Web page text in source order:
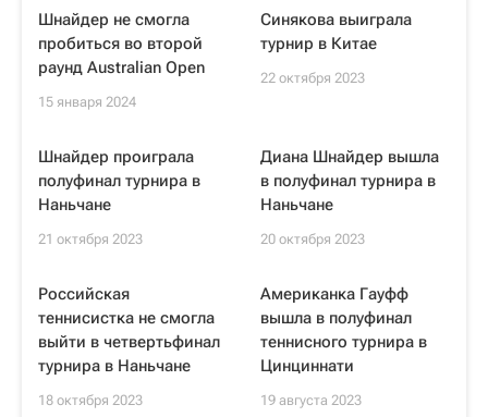
Шнайдер не смогла
пробиться во второй
раунд Australian Open
15 января 2024
Синякова выиграла
турнир в Китае
22 октября 2023
Шнайдер проиграла
полуфинал турнира в
Наньчане
21 октября 2023
Диана Шнайдер вышла
в полуфинал турнира в
Наньчане
20 октября 2023
Российская
теннисистка не смогла
выйти в четвертьфинал
турнира в Наньчане
18 октября 2023
Американка Гауфф
вышла в полуфинал
теннисного турнира в
Цинциннати
19 августа 2023